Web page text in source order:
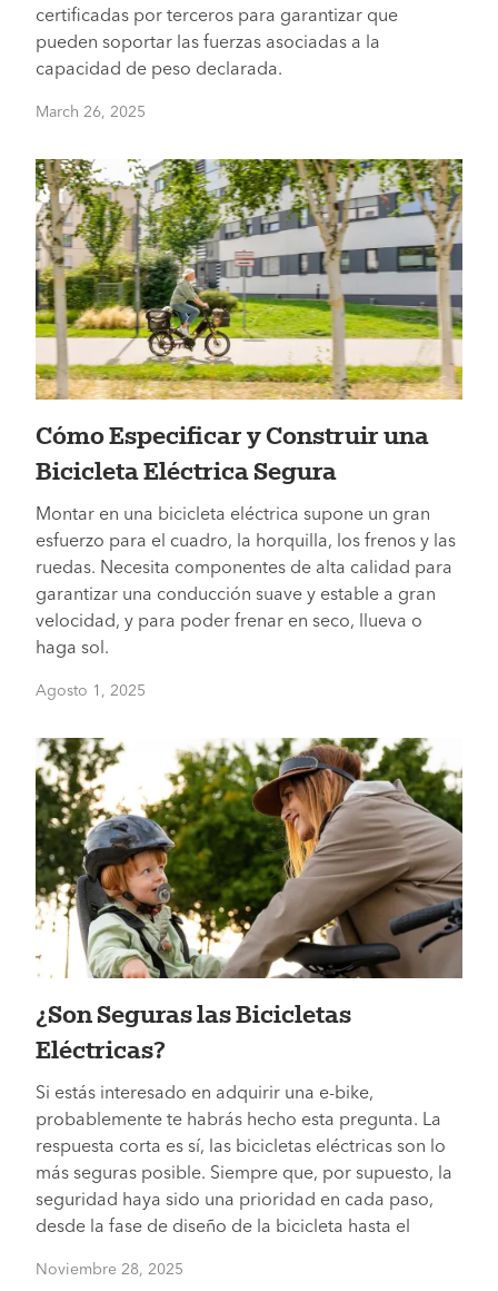
certificadas por terceros para garantizar que
pueden soportar las fuerzas asociadas a la
capacidad de peso declarada.
March 26, 2025
Cómo Especificar y Construir una
Bicicleta Eléctrica Segura
Montar en una bicicleta eléctrica supone un gran
esfuerzo para el cuadro, la horquilla, los frenos y las
ruedas. Necesita componentes de alta calidad para
garantizar una conducción suave y estable a gran
velocidad, y para poder frenar en seco, llueva o
haga sol.
Agosto 1, 2025
¿Son Seguras las Bicicletas
Eléctricas?
Si estás interesado en adquirir una e-bike,
probablemente te habrás hecho esta pregunta. La
respuesta corta es sí, las bicicletas eléctricas son lo
más seguras posible. Siempre que, por supuesto, la
seguridad haya sido una prioridad en cada paso,
desde la fase de diseño de la bicicleta hasta el
Noviembre 28, 2025